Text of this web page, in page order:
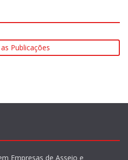
Publicações
Empresas de Asseio e